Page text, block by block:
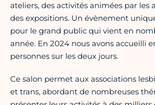
ateliers, des activités animées par les
des expositions. Un évènement
pour le grand public qui vient en
année. En 2024 nous avons accueilli
personnes sur les deux jours.
Ce salon permet aux associations
et trans, abordant de nombreuses